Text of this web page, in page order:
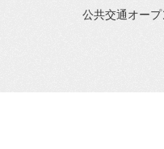
公共交通オー